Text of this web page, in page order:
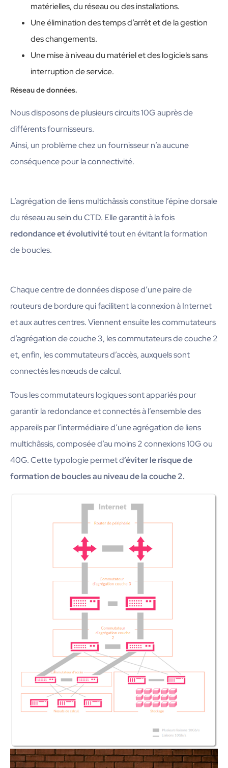
matérielles, du réseau ou des installations.
Une élimination des temps d’arrêt et de la gestion
des changements.
Une mise à niveau du matériel et des logiciels sans
interruption de service.
Réseau de données.
Nous disposons de plusieurs circuits 10G auprès de
différents fournisseurs.
Ainsi, un problème chez un fournisseur n’a aucune
conséquence pour la connectivité.
L’agrégation de liens multichâssis constitue l’épine dorsale
du réseau au sein du CTD. Elle garantit à la fois
redondance et évolutivitétout en évitant la formation
de boucles.
Chaque centre de données dispose d’une paire de
routeurs de bordure qui facilitent la connexion à Internet
et aux autres centres. Viennent ensuite les commutateurs
d’agrégation de couche 3, les commutateurs de couche 2
et, enfin, les commutateurs d’accès, auxquels sont
connectés les nœuds de calcul.
Tous les commutateurs logiques sont appariés pour
garantir la redondance et connectés à l’ensemble des
appareils par l’intermédiaire d’une agrégation de liens
multichâssis, composée d’au moins 2 connexions 10G ou
40G. Cette typologie permet d’éviter le risque de
formation de boucles au niveau de la couche 2.